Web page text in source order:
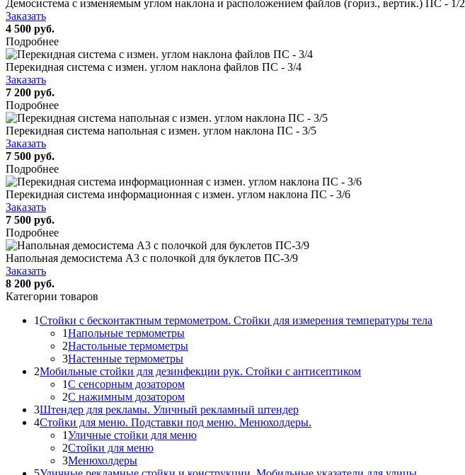
Демосистема с изменяемым углом наклона и расположением файлов (гориз., вертик.) ПС - 1/2
Заказать
4 500 руб.
Подробнее
Перекидная система с измен. углом наклона файлов ПС - 3/4
Заказать
7 200 руб.
Подробнее
Перекидная система напольная с измен. углом наклона ПС - 3/5
Заказать
7 500 руб.
Подробнее
Перекидная система информационная с измен. углом наклона ПС - 3/6
Заказать
7 500 руб.
Подробнее
Напольная демосистема А3 с полочкой для буклетов ПС-3/9
Заказать
8 200 руб.
Категории товаров
1Стойки с бесконтактным термометром. Стойки для измерения температуры тела
1Напольные термометры
2Настольные термометры
3Настенные термометры
2Мобильные стойки для дезинфекции рук. Стойки с антисептиком
1С сенсорным дозатором
2С нажимным дозатором
3Штендер для рекламы. Уличный рекламный штендер
4Стойки для меню. Подставки под меню. Менюхолдеры.
1Уличные стойки для меню
2Стойки для меню
3Менюхолдеры